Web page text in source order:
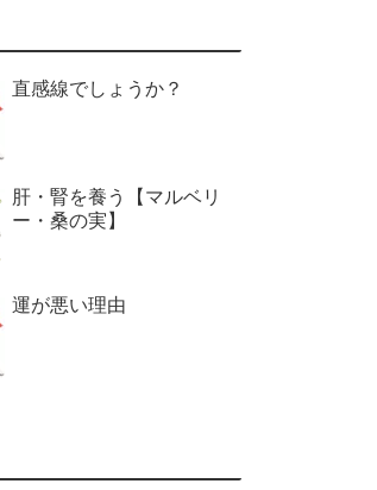
直感線でしょうか？
肝・腎を養う【マルベリ
ー・桑の実】
運が悪い理由